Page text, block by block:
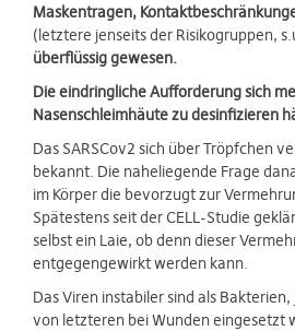
Maskentragen,
(letztere jenseits der Risikogruppen,
überflüssig gewesen.
Die eindringliche Aufforderung sich
Nasenschleimhäute zu desinfizieren
Das SARSCov2 sich über Tröpfchen
bekannt. Die naheliegende Frage
im Körper die bevorzugt zur
Spätestens seit der CELL-Studie
selbst ein Laie, ob denn dieser
entgegengewirkt werden kann.
Das Viren instabiler sind als
von letzteren bei Wunden eingesetzt